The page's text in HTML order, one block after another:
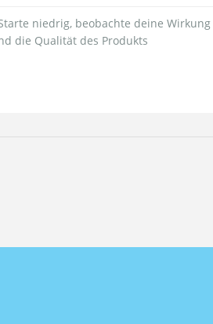
niedrig, beobachte deine Wirkung
die Qualität des Produkts